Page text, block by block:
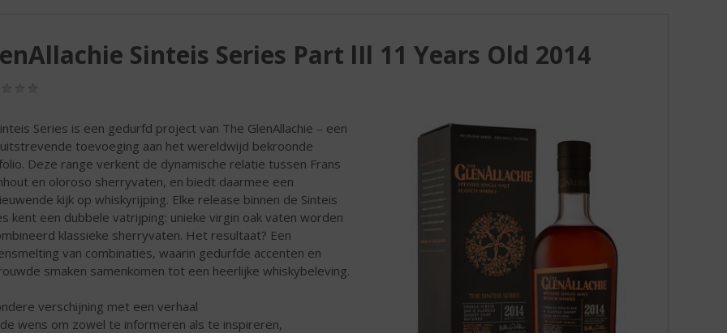
Sinteis Series Part lIl 11 Years Old 2014
Series is een gedurfd project van The GlenAllachie – een
toevoeging aan het wereldwijd bekroonde
Deze range verkent de dynamische relatie tussen Frans
en oloroso sherryvaten, en biedt daarmee een
kijk op whiskyrijping. Elke release binnen de Sinteis
kent een dubbele vatrijping: unieke virgin oak vaten worden
klassieke sherryvaten. Het resultaat? Een
van combinaties, waarin gedurfde accenten en
smaken samenkomen tot een heerlijke whiskybeleving.
verschijning met een verhaal
wens om zowel te informeren als te inspireren,